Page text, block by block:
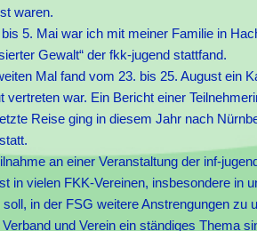
waren.
5. Mai war ich mit meiner Familie in
Gewalt“ der fkk-jugend stattfand.
Mal fand vom 23. bis 25. August ein
vertreten war. Ein Bericht einer
Reise ging in diesem Jahr nach
an einer Veranstaltung der inf-
in vielen FKK-Vereinen, insbesondere in
soll, in der FSG weitere Anstrengungen
Verband und Verein ein ständiges Thema